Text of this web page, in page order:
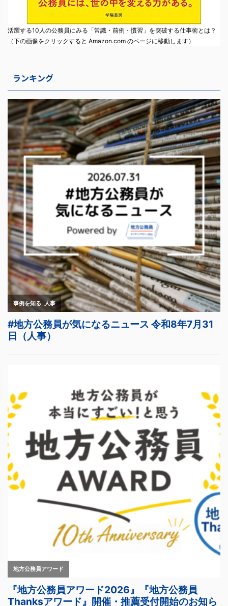
活躍する10人の公務員にみる「常識・前例・慣習」を突破する仕事術とは？
（下の画像をクリックすると Amazon.com のページに移動します）
ランキング